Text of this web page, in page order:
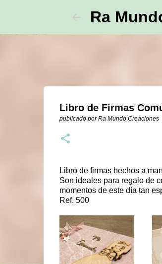
Ra
Libro de Firmas
publicado porRa Mundo Creaciones
Libro de firmas hechos a
Son ideales para regalo de
momentos de este día tan
Ref. 500